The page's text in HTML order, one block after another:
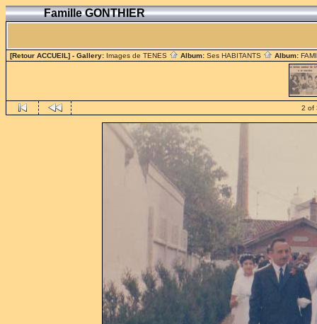
Famille GONTHIER
[Retour ACCUEIL] - Gallery: Images de TENES Album: Ses HABITANTS Album:
2 of